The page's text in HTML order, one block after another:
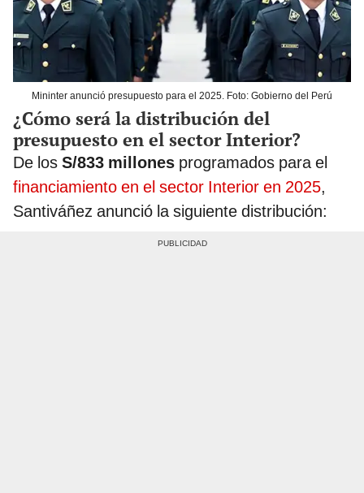
Mininter anunció presupuesto para el 2025. Foto: Gobierno del Perú
¿Cómo será la distribución del
presupuesto en el sector Interior?
De los S/833 millones programados para el
financiamiento en el sector Interior en 2025,
Santiváñez anunció la siguiente distribución: